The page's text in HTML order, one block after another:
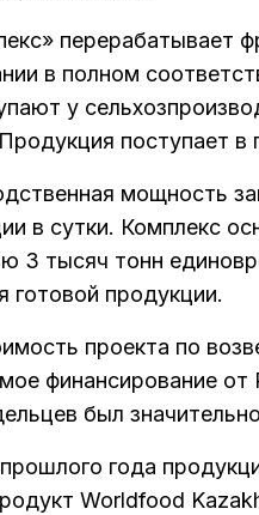
перерабатывает
в полном
у
поступает
мощность
в сутки. Комплекс
3 тысяч тонн
готовой продукции.
проекта по
финансирование
был
года
Worldfood